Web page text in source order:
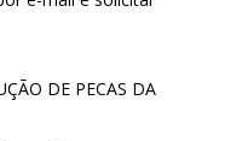
DE PECAS DA